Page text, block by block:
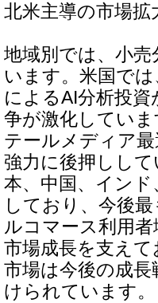
北米主導の市場
地域別では、小
います。米国で
によるAI分析投
争が激化してい
テールメディア
強力に後押しし
本、中国、イン
しており、今後
ルコマース利用
市場成長を支え
市場は今後の成
けられています。